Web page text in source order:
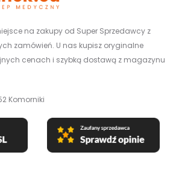
na zakupy od Super Sprzedawcy z
zamówień. U nas kupisz oryginalne
cenach i szybką dostawą z magazynu
Komorniki